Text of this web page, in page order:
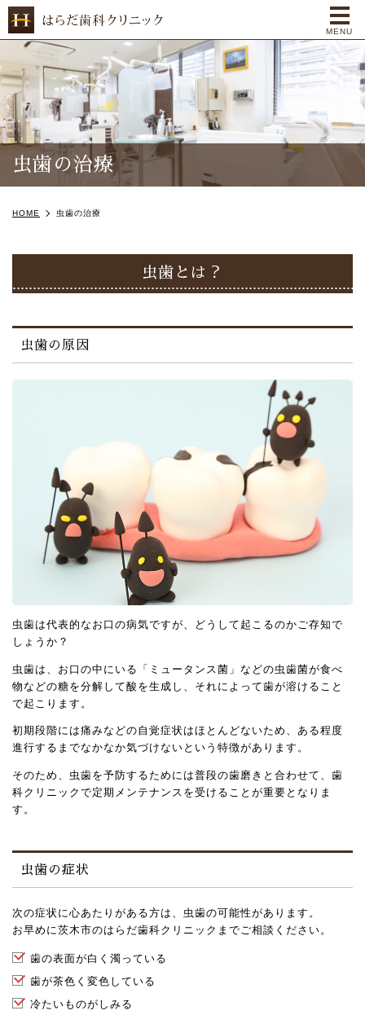
MENU
虫歯の治療
HOME 虫歯の治療
虫歯とは？
虫歯の原因
虫歯は代表的なお口の病気ですが、どうして起こるのかご存知で
しょうか？
虫歯は、お口の中にいる「ミュータンス菌」などの虫歯菌が食べ
物などの糖を分解して酸を生成し、それによって歯が溶けること
で起こります。
初期段階には痛みなどの自覚症状はほとんどないため、ある程度
進行するまでなかなか気づけないという特徴があります。
そのため、虫歯を予防するためには普段の歯磨きと合わせて、歯
科クリニックで定期メンテナンスを受けることが重要となりま
す。
虫歯の症状
次の症状に心あたりがある方は、虫歯の可能性があります。
お早めに茨木市のはらだ歯科クリニックまでご相談ください。
歯の表面が白く濁っている
歯が茶色く変色している
冷たいものがしみる